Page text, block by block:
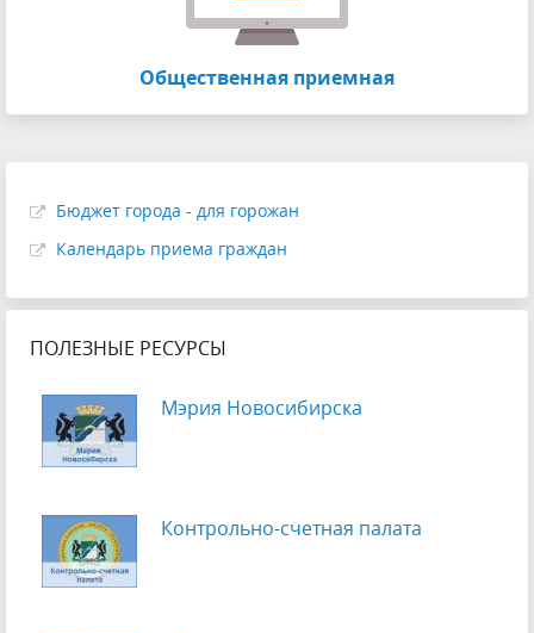
Общественная приемная
Бюджет города - для горожан
Календарь приема граждан
ПОЛЕЗНЫЕ РЕСУРСЫ
Мэрия Новосибирска
Контрольно-счетная палата